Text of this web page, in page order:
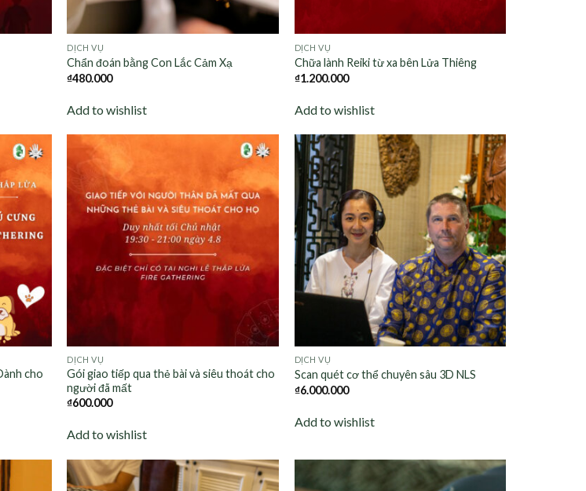
DỊCH VỤ
Chẩn đoán bằng Con Lắc Cảm Xạ
₫480.000
Add to wishlist
DỊCH VỤ
Chữa lành Reiki từ xa bên Lửa Thiêng
₫1.200.000
Add to wishlist
Add to
wishlist
cho
wishlist
DỊCH VỤ
Gói giao tiếp qua thẻ bài và siêu thoát cho
người đã mất
₫600.000
Add to wishlist
Add to
wishlist
DỊCH VỤ
Scan quét cơ thể chuyên sâu 3D NLS
₫6.000.000
Add to wishlist